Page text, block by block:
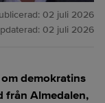
02 juli 2026
02 juli 2026
demokratins
från Almedalen,